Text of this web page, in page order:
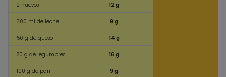
2 huevos 12 g
300 ml de leche 9 g
50 g de queso 14 g
80 g de legumbres 16 g
100 g de pan 9 g